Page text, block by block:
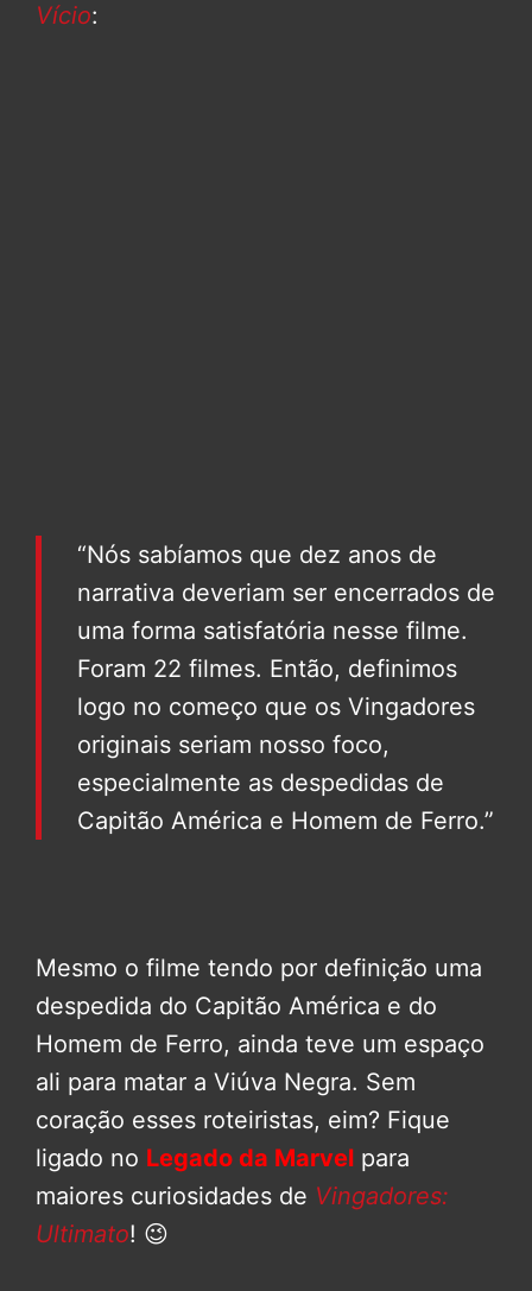
Vício:
“Nós sabíamos que dez anos de
narrativa deveriam ser encerrados de
uma forma satisfatória nesse filme.
Foram 22 filmes. Então, definimos
logo no começo que os Vingadores
originais seriam nosso foco,
especialmente as despedidas de
Capitão América e Homem de Ferro.”
Mesmo o filme tendo por definição uma
despedida do Capitão América e do
Homem de Ferro, ainda teve um espaço
ali para matar a Viúva Negra. Sem
coração esses roteiristas, eim? Fique
ligado no Legado da Marvel para
maiores curiosidades de Vingadores:
Ultimato! 😉